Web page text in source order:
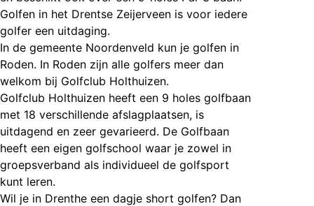
Golfen in het Drentse Zeijerveen is voor iedere
golfer een uitdaging.
In de gemeente Noordenveld kun je golfen in
Roden. In Roden zijn alle golfers meer dan
welkom bij Golfclub Holthuizen.
Golfclub Holthuizen heeft een 9 holes golfbaan
met 18 verschillende afslagplaatsen, is
uitdagend en zeer gevarieerd. De Golfbaan
heeft een eigen golfschool waar je zowel in
groepsverband als individueel de golfsport
kunt leren.
Wil je in Drenthe een dagje short golfen? Dan